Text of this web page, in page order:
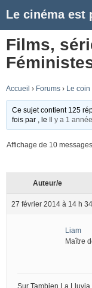
Le cinéma est
Films,
Accueil › Forums › Le coin
Ce sujet contient 125
fois par
, le Il y a 1
Affichage de 10
Auteur/e
27 février 2014 à 14 h
Liam
Maître
Sur Tambien La Lluvia,